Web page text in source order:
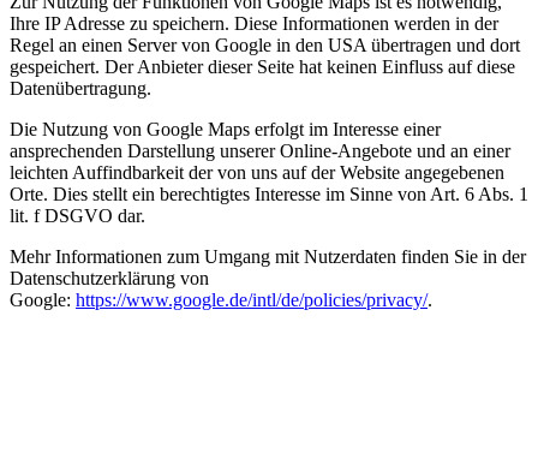
Ihre IP Adresse zu speichern. Diese Informationen werden in der
Regel an einen Server von Google in den USA übertragen und dort
gespeichert. Der Anbieter dieser Seite hat keinen Einfluss auf diese
Datenübertragung.
Die Nutzung von Google Maps erfolgt im Interesse einer
ansprechenden Darstellung unserer Online-Angebote und an einer
leichten Auffindbarkeit der von uns auf der Website angegebenen
Orte. Dies stellt ein berechtigtes Interesse im Sinne von Art. 6 Abs. 1
lit. f DSGVO dar.
Mehr Informationen zum Umgang mit Nutzerdaten finden Sie in der
Datenschutzerklärung von
Google: https://www.google.de/intl/de/policies/privacy/.